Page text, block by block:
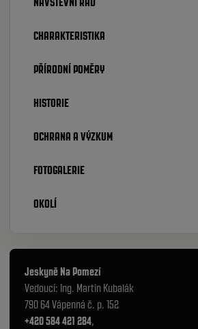
CHARAKTERISTIKA
PŘÍRODNÍ POMĚRY
HISTORIE
OCHRANA A VÝZKUM
FOTOGALERIE
OKOLÍ
Jeskyně Na Pomezí
Vedoucí: Ing. Martin Kubalák
790 64 Vápenná č. p. 152
+420 584 421 284,